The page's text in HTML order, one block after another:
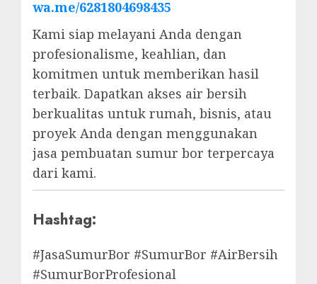
wa.me/6281804698435
Kami siap melayani Anda dengan
profesionalisme, keahlian, dan
komitmen untuk memberikan hasil
terbaik. Dapatkan akses air bersih
berkualitas untuk rumah, bisnis, atau
proyek Anda dengan menggunakan
jasa pembuatan sumur bor terpercaya
dari kami.
Hashtag:
#JasaSumurBor #SumurBor #AirBersih
#SumurBorProfesional